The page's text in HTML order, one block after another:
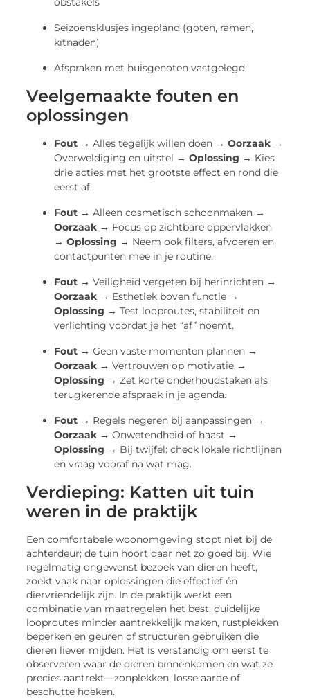
Seizoensklusjes ingepland (goten, ramen,
kitnaden)
Afspraken met huisgenoten vastgelegd
Veelgemaakte fouten en
oplossingen
Fout → Alles tegelijk willen doen →Oorzaak →
Overweldiging en uitstel →Oplossing → Kies
drie acties met het grootste effect en rond die
eerst af.
Fout → Alleen cosmetisch schoonmaken →
Oorzaak → Focus op zichtbare oppervlakken
→Oplossing → Neem ook filters, afvoeren en
contactpunten mee in je routine.
Fout → Veiligheid vergeten bij herinrichten →
Oorzaak → Esthetiek boven functie →
Oplossing → Test looproutes, stabiliteit en
verlichting voordat je het “af” noemt.
Fout → Geen vaste momenten plannen →
Oorzaak → Vertrouwen op motivatie →
Oplossing → Zet korte onderhoudstaken als
terugkerende afspraak in je agenda.
Fout → Regels negeren bij aanpassingen →
Oorzaak → Onwetendheid of haast →
Oplossing → Bij twijfel: check lokale richtlijnen
en vraag vooraf na wat mag.
Verdieping: Katten uit tuin
weren in de praktijk
Een comfortabele woonomgeving stopt niet bij de
achterdeur; de tuin hoort daar net zo goed bij. Wie
regelmatig ongewenst bezoek van dieren heeft,
zoekt vaak naar oplossingen die effectief én
diervriendelijk zijn. In de praktijk werkt een
combinatie van maatregelen het best: duidelijke
looproutes minder aantrekkelijk maken, rustplekken
beperken en geuren of structuren gebruiken die
dieren liever mijden. Het is verstandig om eerst te
observeren waar de dieren binnenkomen en wat ze
precies aantrekt—zonplekken, losse aarde of
beschutte hoeken.